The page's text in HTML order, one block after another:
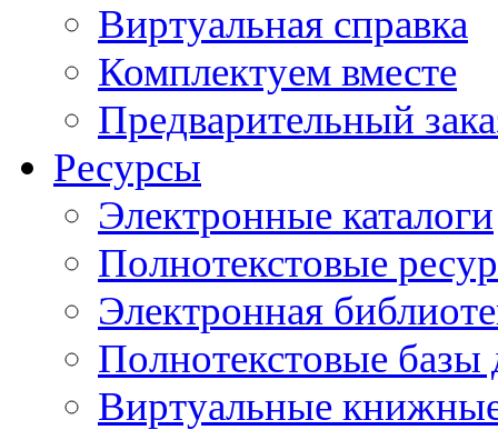
Виртуальная справка
Комплектуем вместе
Предварительный
Ресурсы
Электронные каталоги
Полнотекстовые
Электронная
Полнотекстовые
Виртуальные